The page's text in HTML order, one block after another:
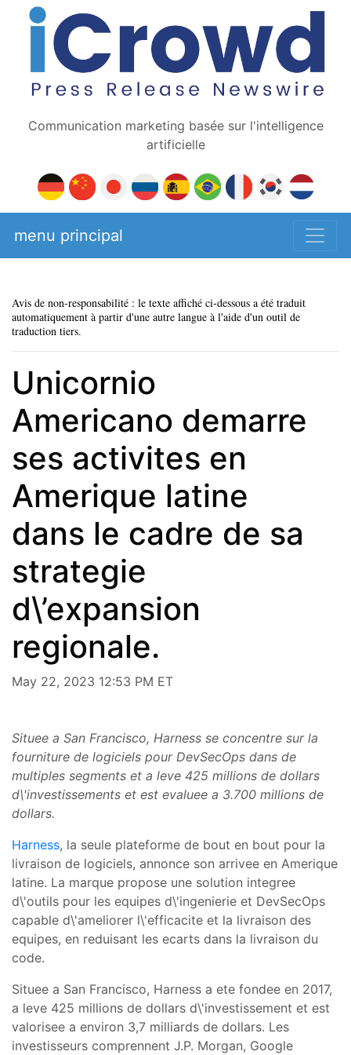
Communication marketing basée sur l'intelligence
artificielle
menu principal
Avis de non-responsabilité : le texte affiché ci-dessous a été traduit
automatiquement à partir d'une autre langue à l'aide d'un outil de
traduction tiers.
Unicornio
Americano demarre
ses activites en
Amerique latine
dans le cadre de sa
strategie
d\’expansion
regionale.
May 22, 2023 12:53 PM ET
Situee a San Francisco, Harness se concentre sur la
fourniture de logiciels pour DevSecOps dans de
multiples segments et a leve 425 millions de dollars
d\'investissements et est evaluee a 3.700 millions de
dollars.
Harness, la seule plateforme de bout en bout pour la
livraison de logiciels, annonce son arrivee en Amerique
latine. La marque propose une solution integree
d\'outils pour les equipes d\'ingenierie et DevSecOps
capable d\'ameliorer l\'efficacite et la livraison des
equipes, en reduisant les ecarts dans la livraison du
code.
Situee a San Francisco, Harness a ete fondee en 2017,
a leve 425 millions de dollars d\'investissement et est
valorisee a environ 3,7 milliards de dollars. Les
investisseurs comprennent J.P. Morgan, Google